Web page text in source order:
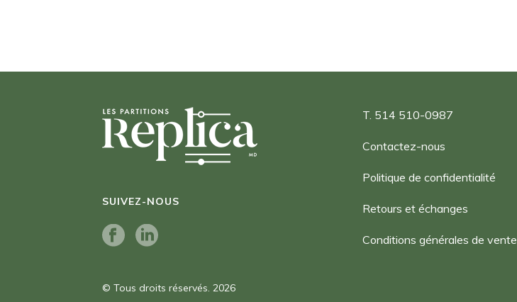
SUIVEZ-NOUS
© Tous droits réservés. 2026
T. 514 510-0987
Contactez-nous
Politique de confidentialité
Retours et échanges
Conditions générales de vente